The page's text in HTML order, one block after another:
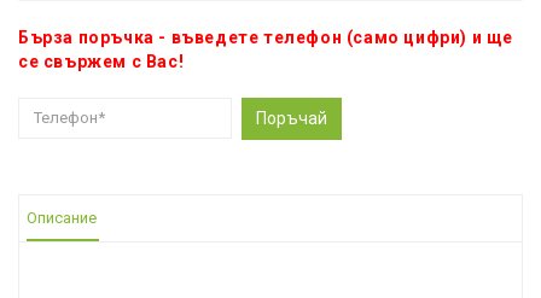
Бърза поръчка - въведете телефон (само цифри) и ще
се свържем с Вас!
Поръчай
Описание